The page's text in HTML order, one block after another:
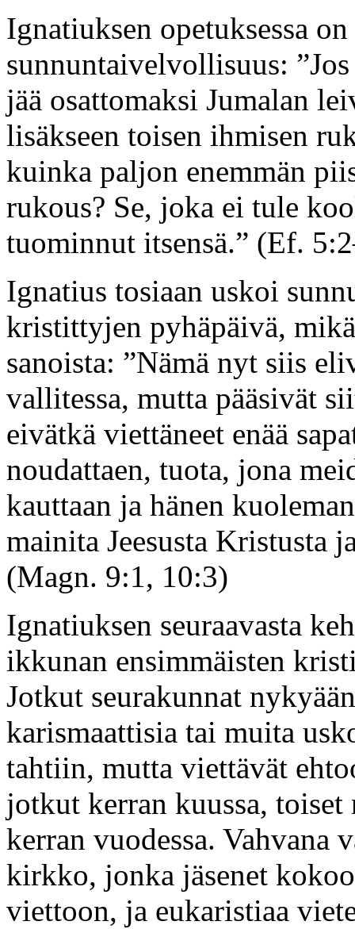
Ignatiuksen opetuksessa
sunnuntaivelvollisuus:
jää osattomaksi Jumalan
lisäkseen toisen ihmisen
kuinka paljon enemmän
rukous? Se, joka ei tule
tuominnut itsensä.” (Ef.
Ignatius tosiaan uskoi
kristittyjen pyhäpäivä,
sanoista: ”Nämä nyt siis
vallitessa, mutta pääsivät
eivätkä viettäneet enää
noudattaen, tuota, jona
kauttaan ja hänen
mainita Jeesusta Kristusta
(Magn. 9:1, 10:3)
Ignatiuksen seuraavasta
ikkunan ensimmäisten
Jotkut seurakunnat
karismaattisia tai muita
tahtiin, mutta viettävät
jotkut kerran kuussa,
kerran vuodessa. Vahvana
kirkko, jonka jäsenet
viettoon, ja eukaristiaa